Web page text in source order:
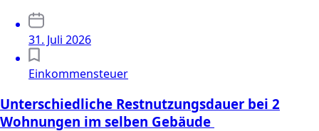
31. Juli 2026
Einkommensteuer
Unterschiedliche Restnutzungsdauer bei 2
Wohnungen im selben Gebäude